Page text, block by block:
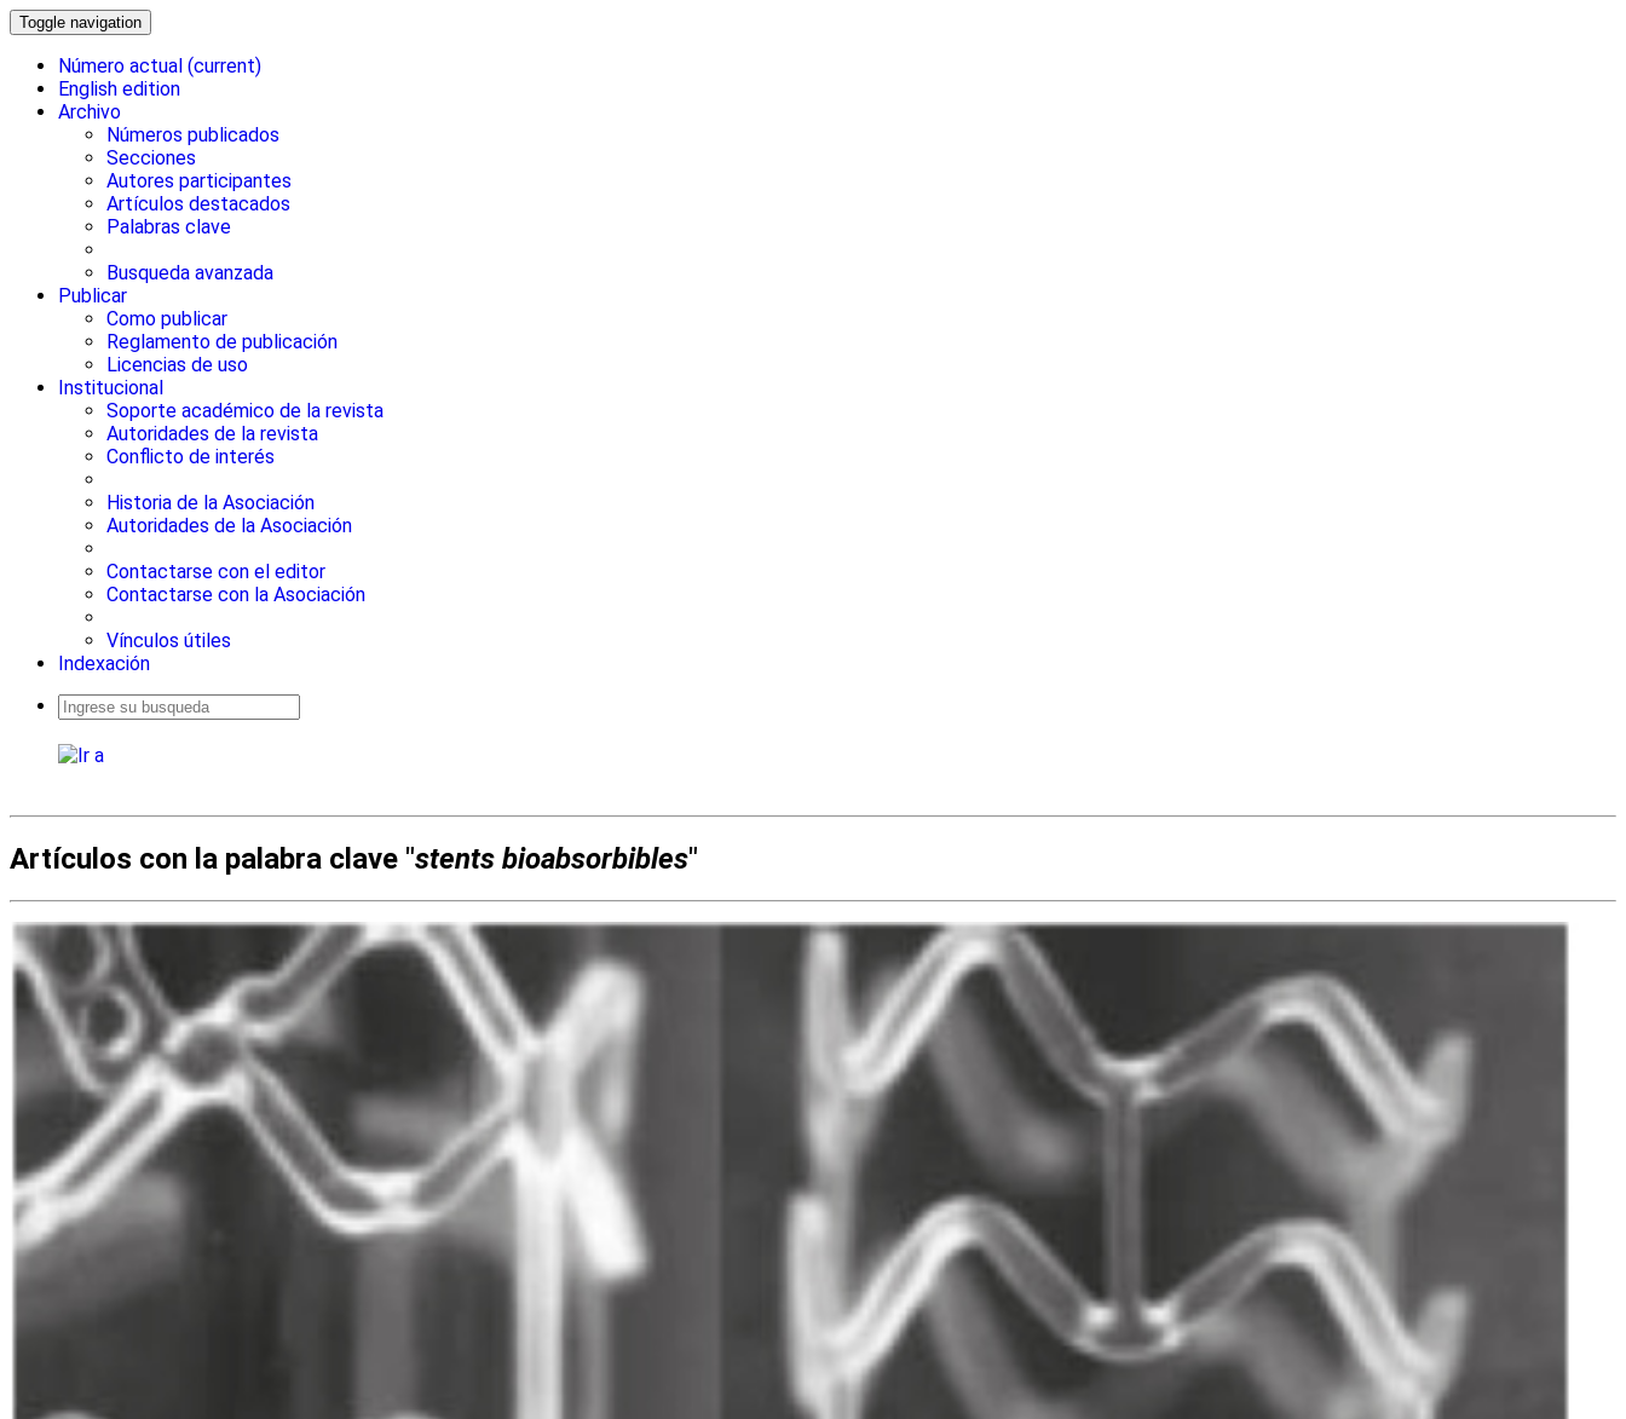
Toggle navigation
Número actual (current)
English edition
Archivo
Números publicados
Secciones
Autores participantes
Artículos destacados
Palabras clave
Busqueda avanzada
Publicar
Como publicar
Reglamento de publicación
Licencias de uso
Institucional
Soporte académico de la revista
Autoridades de la revista
Conflicto de interés
Historia de la Asociación
Autoridades de la Asociación
Contactarse con el editor
Contactarse con la Asociación
Vínculos útiles
Indexación
Artículos con la palabra clave "stents bioabsorbibles"